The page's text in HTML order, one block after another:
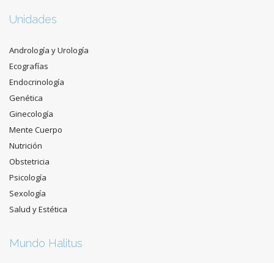
Unidades
Andrología y Urología
Ecografías
Endocrinología
Genética
Ginecología
Mente Cuerpo
Nutrición
Obstetricia
Psicología
Sexología
Salud y Estética
Mundo Halitus